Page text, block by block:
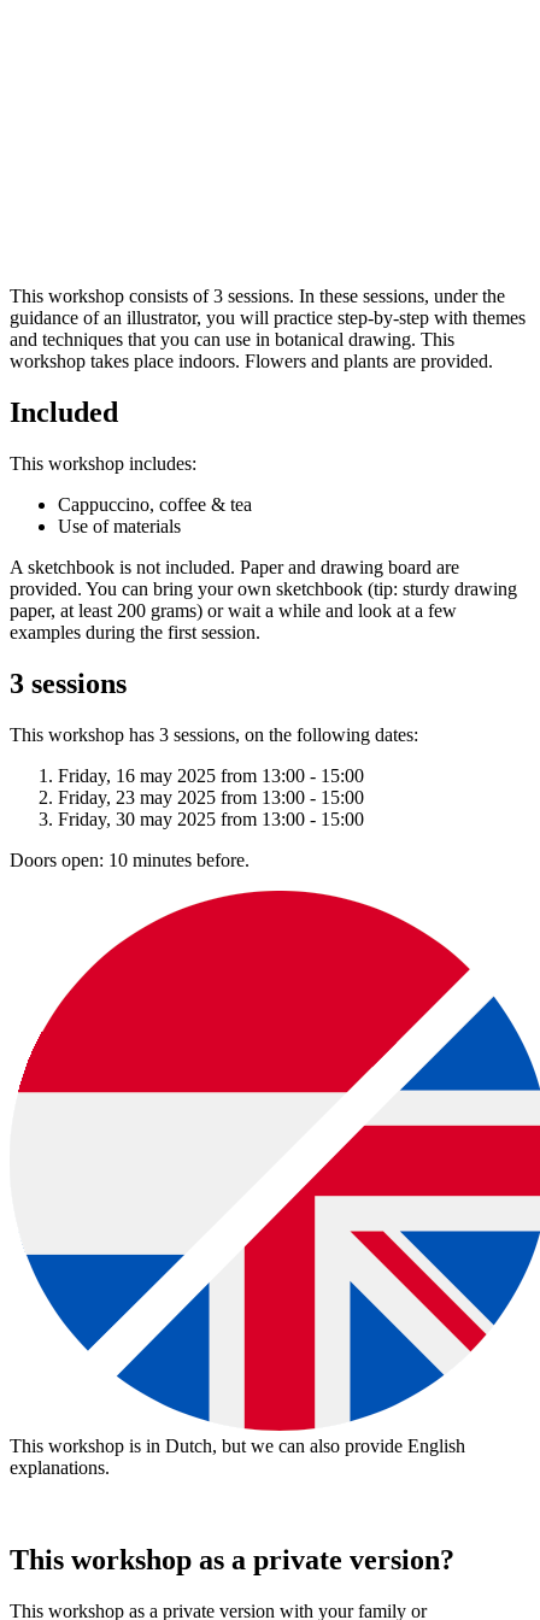
download:Nederlandstalige bon|English voucher
Voorbeelden van muziekworkshops (diverse prijzen):
download:Nederlandstalige bon|English voucher
This workshop consists of 3 sessions. In these sessions, under the
guidance of an illustrator, you will practice step-by-step with themes
and techniques that you can use in botanical drawing. This
workshop takes place indoors. Flowers and plants are provided.
Included
This workshop includes:
Cappuccino, coffee & tea
Use of materials
A sketchbook is not included. Paper and drawing board are
provided. You can bring your own sketchbook (tip: sturdy drawing
paper, at least 200 grams) or wait a while and look at a few
examples during the first session.
3 sessions
This workshop has 3 sessions, on the following dates:
Friday, 16 may 2025 from 13:00 - 15:00
Friday, 23 may 2025 from 13:00 - 15:00
Friday, 30 may 2025 from 13:00 - 15:00
Doors open: 10 minutes before.
This workshop is in Dutch, but we can also provide English
explanations.
This workshop as a private version?
This workshop as a private version with your family or